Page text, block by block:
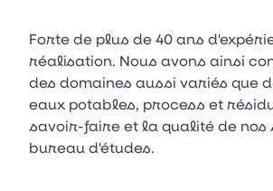
Forte de plus de 40 ans
réalisation. Nous avons ainsi
des domaines aussi variés que
eaux potables, process et
savoir-faire et la qualité de nos
bureau d'études.